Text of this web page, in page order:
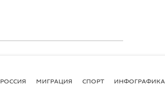
РОССИЯ МИГРАЦИЯ СПОРТ ИНФОГРАФИКА